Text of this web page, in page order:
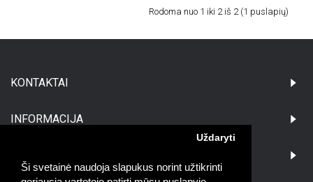
Ši svetainė naudoja slapukus norint užtikrinti
Uždaryti
Rodoma nuo 1 iki 2 iš 2 (1 puslapių)
KONTAKTAI
INFORMACIJA